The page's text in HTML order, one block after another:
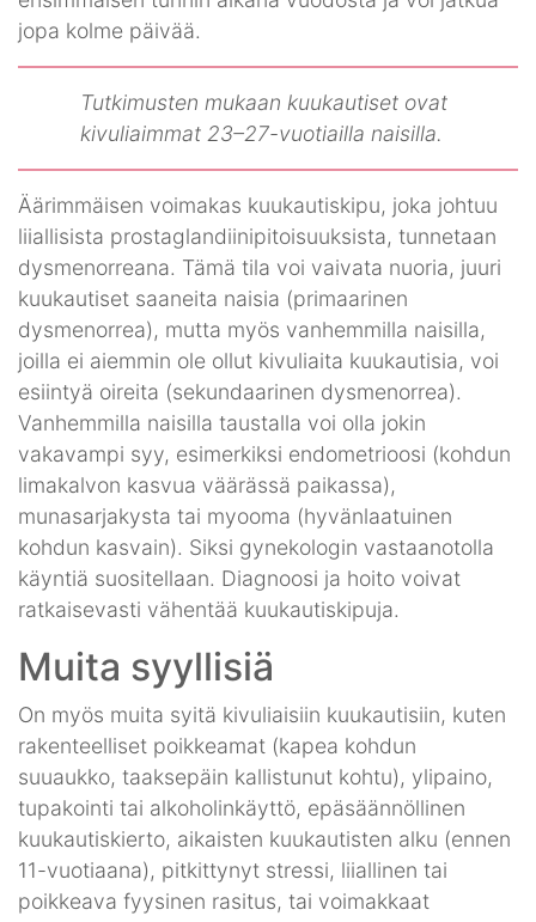
jopa kolme päivää.
Tutkimusten mukaan kuukautiset ovat
kivuliaimmat 23–27-vuotiailla naisilla.
Äärimmäisen voimakas kuukautiskipu, joka johtuu
liiallisista prostaglandiinipitoisuuksista, tunnetaan
dysmenorreana. Tämä tila voi vaivata nuoria, juuri
kuukautiset saaneita naisia (primaarinen
dysmenorrea), mutta myös vanhemmilla naisilla,
joilla ei aiemmin ole ollut kivuliaita kuukautisia, voi
esiintyä oireita (sekundaarinen dysmenorrea).
Vanhemmilla naisilla taustalla voi olla jokin
vakavampi syy, esimerkiksi endometrioosi (kohdun
limakalvon kasvua väärässä paikassa),
munasarjakysta tai myooma (hyvänlaatuinen
kohdun kasvain). Siksi gynekologin vastaanotolla
käyntiä suositellaan. Diagnoosi ja hoito voivat
ratkaisevasti vähentää kuukautiskipuja.
Muita syyllisiä
On myös muita syitä kivuliaisiin kuukautisiin, kuten
rakenteelliset poikkeamat (kapea kohdun
suuaukko, taaksepäin kallistunut kohtu), ylipaino,
tupakointi tai alkoholinkäyttö, epäsäännöllinen
kuukautiskierto, aikaisten kuukautisten alku (ennen
11-vuotiaana), pitkittynyt stressi, liiallinen tai
poikkeava fyysinen rasitus, tai voimakkaat